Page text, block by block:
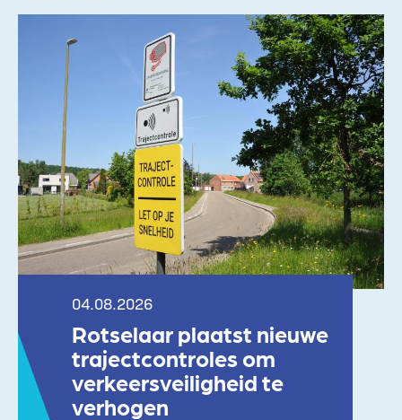
Lees meer04.08.2026
Rotselaar plaatst nieuwe
trajectcontroles om
verkeersveiligheid te
verhogen